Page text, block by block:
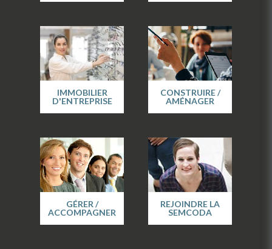
IMMOBILIER
D'ENTREPRISE
CONSTRUIRE /
AMÉNAGER
GÉRER /
ACCOMPAGNER
REJOINDRE LA
SEMCODA